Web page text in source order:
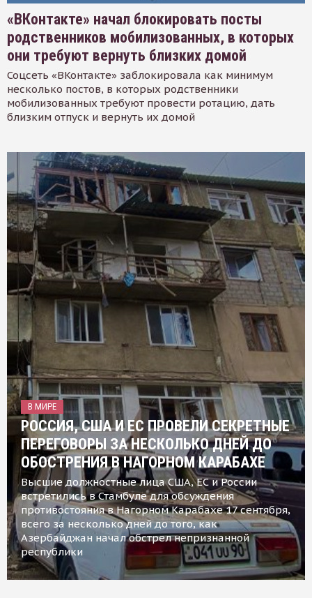
«ВКонтакте» начал блокировать посты
родственников мобилизованных, в которых
они требуют вернуть близких домой
Соцсеть «ВКонтакте» заблокировала как минимум
несколько постов, в которых родственники
мобилизованных требуют провести ротацию, дать
близким отпуск и вернуть их домой
В МИРЕ
РОССИЯ, США И ЕС ПРОВЕЛИ СЕКРЕТНЫЕ
ПЕРЕГОВОРЫ ЗА НЕСКОЛЬКО ДНЕЙ ДО
ОБОСТРЕНИЯ В НАГОРНОМ КАРАБАХЕ
Высшие должностные лица США, ЕС и России
встретились в Стамбуле для обсуждения
противостояния в Нагорном Карабахе 17 сентября,
всего за несколько дней до того, как
Азербайджан начал обстрел непризнанной
республики